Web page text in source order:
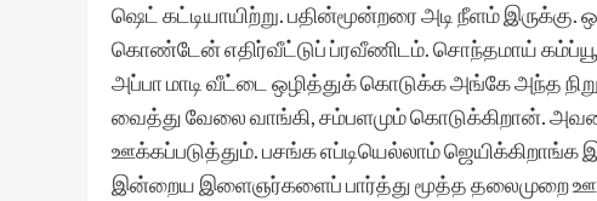
ஷெட் கட்டியாயிற்று. பதின்மூன்றரை அடி நீளம் இருக்கு.
கொண்டேன் எதிர்வீட்டுப் ப்ரவீணிடம். சொந்தமாய்
அப்பா மாடி வீட்டை ஒழித்துக் கொடுக்க அங்கே அந்த
வைத்து வேலை வாங்கி, சம்பளமும் கொடுக்கிறான்.
ஊக்கப்படுத்தும். பசங்க எப்டியெல்லாம்
இன்றைய இளைஞர்களைப் பார்த்து மூத்த தலைமுறை